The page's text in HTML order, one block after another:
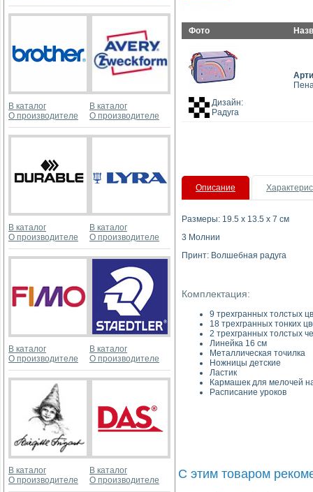
В каталог
О производителе
В каталог
О производителе
В каталог
О производителе
В каталог
О производителе
В каталог
О производителе
В каталог
О производителе
В каталог
О производителе
В каталог
О производителе
Фото
Дизайн:
Радуга
Описание
Размеры: 19.5 х 13.5 х 7 см
3 Молнии
Принт: Волшебная радуга
Комплектация:
9 трехгранных толстых
18 трехгранных тонких
2 трехгранных толстых
Линейка 16 см
Металлическая точилка
Ножницы детские
Ластик
Кармашек для мелочей
Расписание уроков
С этим товаром